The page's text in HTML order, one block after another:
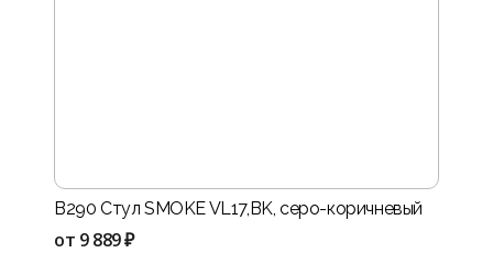
B290 Стул SMOKE VL17,BK, серо-коричневый
от 9 889 ₽